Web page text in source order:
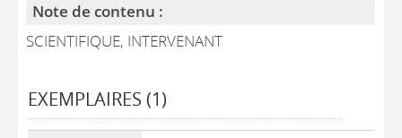
Note de contenu :
SCIENTIFIQUE, INTERVENANT
EXEMPLAIRES (1)